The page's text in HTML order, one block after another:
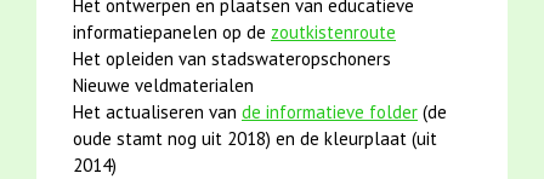
Het ontwerpen en plaatsen van educatieve
informatiepanelen op de zoutkistenroute
Het opleiden van stadswateropschoners
Nieuwe veldmaterialen
Het actualiseren van de informatieve folder (de
oude stamt nog uit 2018) en de kleurplaat (uit
2014)